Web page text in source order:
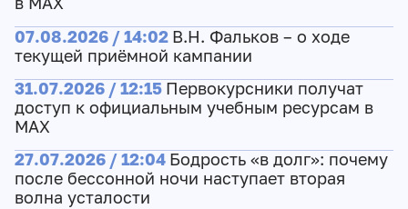
07.08.2026 / 14:02 В.Н. Фальков – о ходе
текущей приёмной кампании
31.07.2026 / 12:15 Первокурсники получат
доступ к официальным учебным ресурсам в
МАХ
27.07.2026 / 12:04 Бодрость «в долг»: почему
после бессонной ночи наступает вторая
волна усталости